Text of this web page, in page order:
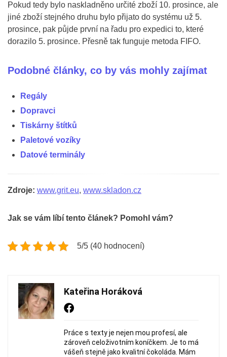
Pokud tedy bylo naskladněno určité zboží 10. prosince, ale
jiné zboží stejného druhu bylo přijato do systému už 5.
prosince, pak půjde první na řadu pro expedici to, které
dorazilo 5. prosince. Přesně tak funguje metoda FIFO.
Podobné články, co by vás mohly zajímat
Regály
Dopravci
Tiskárny štítků
Paletové vozíky
Datové terminály
Zdroje: www.grit.eu, www.skladon.cz
Jak se vám líbí tento článek? Pomohl vám?
5/5 (40 hodnocení)
Kateřina Horáková
Práce s texty je nejen mou profesí, ale
zároveň celoživotním koníčkem. Je to má
vášeň stejně jako kvalitní čokoláda. Mám